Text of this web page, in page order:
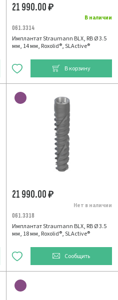
В наличии
21 990.00₽
061.3314
Имплантат Straumann BLX, RB Ø 3.5
мм, 14 мм, Roxolid®, SLActive®
В корзину
Нет в наличии
21 990.00₽
061.3318
Имплантат Straumann BLX, RB Ø 3.5
мм, 18 мм, Roxolid®, SLActive®
Сообщить